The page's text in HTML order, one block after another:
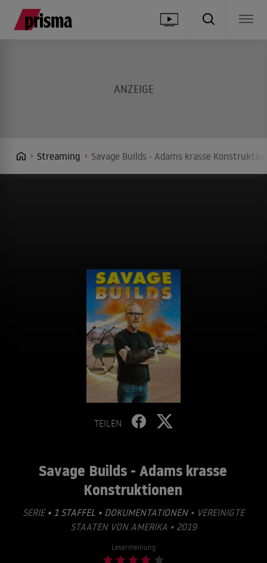
Streaming Savage Builds - Adams krasse
TEILEN
Savage Builds - Adams krasse
Konstruktionen
SERIE • 1 STAFFEL • DOKUMENTATIONEN• VEREINIGTE
STAATEN VON AMERIKA • 2019
Lesermeinung